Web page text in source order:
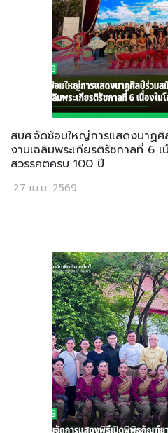
สบศ.จัดซ้อมใหญ่การแสดงนาฏศิ
งานเฉลิมพระเกียรติรัชกาลที่ 6
สวรรคตครบ 100 ปี
27 เม.ย. 2569